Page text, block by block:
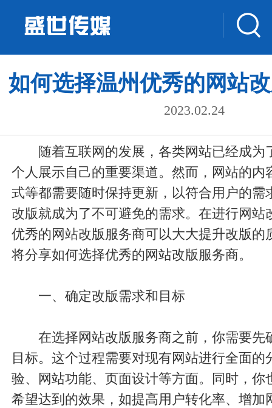
如何选择温州优秀的网站
2023.02.24
随着互联网的发展，各类网站已经成为
个人展示自己的重要渠道。然而，网站的内
式等都需要随时保持更新，以符合用户的需
改版就成为了不可避免的需求。在进行网站
优秀的网站改版服务商可以大大提升改版的
将分享如何选择优秀的网站改版服务商。
一、确定改版需求和目标
在选择网站改版服务商之前，你需要先
目标。这个过程需要对现有网站进行全面的
验、网站功能、页面设计等方面。同时，你
希望达到的效果，如提高用户转化率、增加